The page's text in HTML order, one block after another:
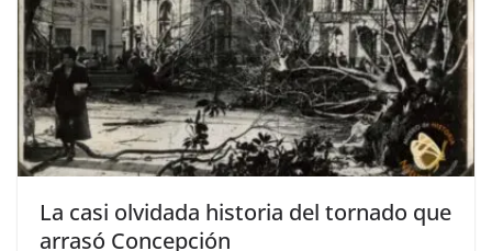
La casi olvidada historia del tornado que
arrasó Concepción